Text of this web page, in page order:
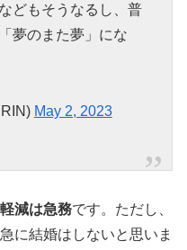
どもそうなるし、普
夢のまた夢」にな
May 2, 2023
減は急務です。ただし、
に結婚はしないと思いま